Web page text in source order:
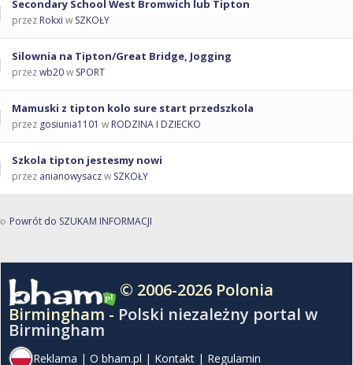
Secondary School West Bromwich lub Tipton
przez Rokxi w SZKOŁY
Silownia na Tipton/Great Bridge, Jogging
przezwb20w SPORT
Mamuski z tipton kolo sure start przedszkola
przez gosiunia1101 w RODZINA I DZIECKO
Szkola tipton jestesmy nowi
przez anianowysaczw SZKOŁY
Powrót do SZUKAM INFORMACJI
© 2006-2026 Polonia
Birmingham - Polski niezależny portal w
Birmingham
Reklama | O bham.pl | Kontakt | Regulamin